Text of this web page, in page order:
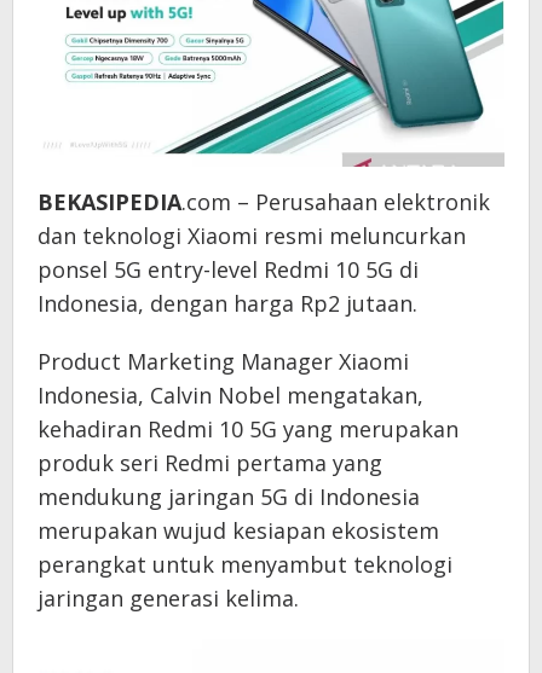
BEKASIPEDIA.com – Perusahaan elektronik
dan teknologi Xiaomi resmi meluncurkan
ponsel 5G entry-level Redmi 10 5G di
Indonesia, dengan harga Rp2 jutaan.
Product Marketing Manager Xiaomi
Indonesia, Calvin Nobel mengatakan,
kehadiran Redmi 10 5G yang merupakan
produk seri Redmi pertama yang
mendukung jaringan 5G di Indonesia
merupakan wujud kesiapan ekosistem
perangkat untuk menyambut teknologi
jaringan generasi kelima.